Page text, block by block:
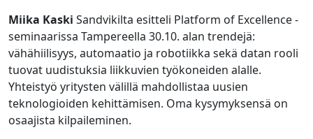
Miika Kaski Sandvikilta esitteli Platform of Excellence -
seminaarissa Tampereella 30.10. alan trendejä:
vähähiilisyys, automaatio ja robotiikka sekä datan rooli
tuovat uudistuksia liikkuvien työkoneiden alalle.
Yhteistyö yritysten välillä mahdollistaa uusien
teknologioiden kehittämisen. Oma kysymyksensä on
osaajista kilpaileminen.